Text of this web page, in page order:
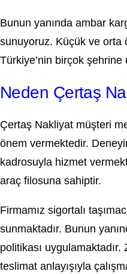
Bunun yanında ambar
sunuyoruz. Küçük ve orta
Türkiye’nin birçok şehrine
Neden Çertaş
Çertaş Nakliyat müşteri
önem vermektedir.
kadrosuyla hizmet
araç filosuna sahiptir.
Firmamız sigortalı
sunmaktadır. Bunun
politikası uygulamaktadır.
teslimat anlayışıyla